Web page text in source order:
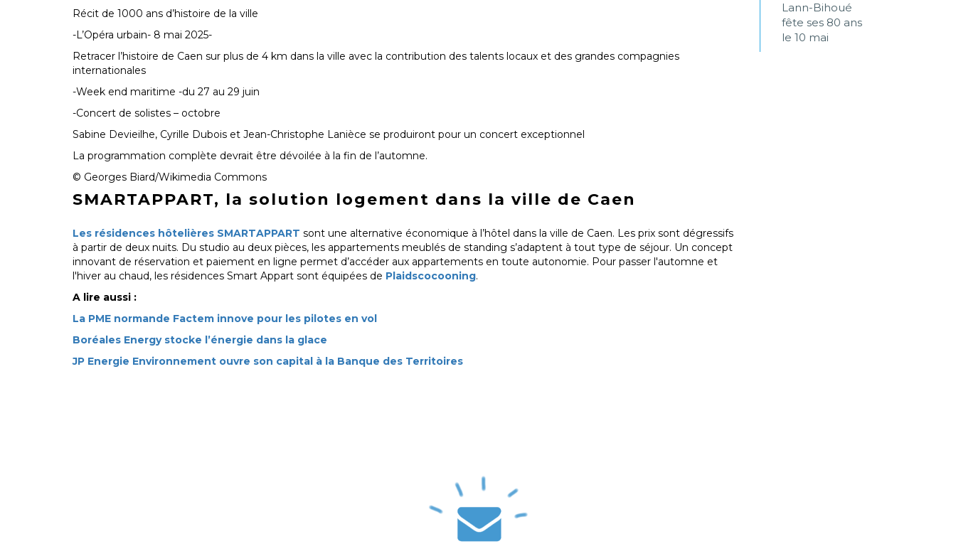
Récit de 1000 ans d’histoire de la ville
-L’Opéra urbain- 8 mai 2025-
Retracer l’histoire de Caen sur plus de 4 km dans la ville avec la contribution des talents locaux et des grandes compagnies
internationales
-Week end maritime -du 27 au 29 juin
-Concert de solistes – octobre
Sabine Devieilhe, Cyrille Dubois et Jean-Christophe Lanièce se produiront pour un concert exceptionnel
La programmation complète devrait être dévoilée à la fin de l’automne.
© Georges Biard/Wikimedia Commons
SMARTAPPART, la solution logement dans la ville de Caen
Les résidences hôtelières SMARTAPPART sont une alternative économique à l’hôtel dans la ville de Caen. Les prix sont dégressifs
à partir de deux nuits. Du studio au deux pièces, les appartements meublés de standing s’adaptent à tout type de séjour. Un concept
innovant de réservation et paiement en ligne permet d’accéder aux appartements en toute autonomie. Pour passer l'automne et
l'hiver au chaud, les résidences Smart Appart sont équipées de Plaidscocooning.
A lire aussi :
La PME normande Factem innove pour les pilotes en vol
Boréales Energy stocke l’énergie dans la glace
JP Energie Environnement ouvre son capital à la Banque des Territoires
Lann-Bihoué
fête ses 80 ans
le 10 mai